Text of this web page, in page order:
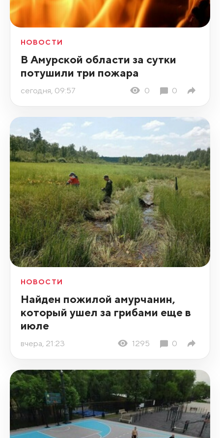
НОВОСТИ
В Амурской области за сутки
потушили три пожара
сегодня, 09:57 0 0
НОВОСТИ
Найден пожилой амурчанин,
который ушел за грибами еще в
июле
вчера, 21:23 1295 0